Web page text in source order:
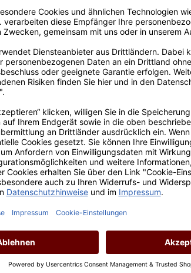
2022 Deidesheimer Herrgottsacker
Inhalt: 0.75 Liter (24,67 € / 1 Liter)
Lebensmittelangaben
Regulärer Preis:
18,50 €
Preise inkl. MwSt. zzgl. Versandkosten
Allergenhinweis: enthält Sulfite
In den Warenkorb